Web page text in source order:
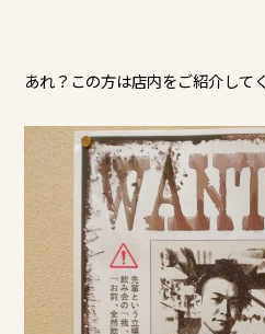
あれ？この方は店内をご紹介して